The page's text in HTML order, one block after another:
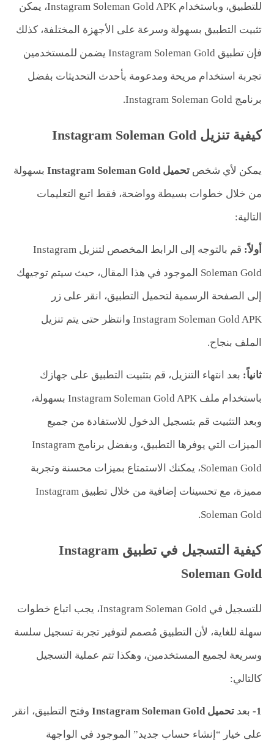
للتطبيق، وباستخدام Instagram Soleman Gold APK، يمكن
تثبيت التطبيق بسهولة وسرعة على الأجهزة المختلفة، كذلك
فإن تطبيق Instagram Soleman Gold يضمن للمستخدمين
تجربة استخدام مريحة ومدعومة بأحدث التحديثات بفضل
برنامج Instagram Soleman Gold.
كيفية تنزيل Instagram Soleman Gold
يمكن لأي شخص تحميلInstagram Soleman Gold بسهولة
من خلال خطوات بسيطة وواضحة، فقط اتبع التعليمات
التالية:
أولاً:
قم بالتوجه إلى الرابط المخصص لتنزيل Instagram
Soleman Gold الموجود في هذا المقال، حيث سيتم توجيهك
إلى الصفحة الرسمية لتحميل التطبيق، انقر على زر
Instagram Soleman Gold APK وانتظر حتى يتم تنزيل
الملف بنجاح.
ثانياً: بعد انتهاء التنزيل، قم بتثبيت التطبيق على جهازك
باستخدام ملف Instagram Soleman Gold APK بسهولة،
وبعد التثبيت قم بتسجيل الدخول للاستفادة من جميع
الميزات التي يوفرها التطبيق، وبفضل برنامج Instagram
Soleman Gold، يمكنك الاستمتاع بميزات محسنة وتجربة
مميزة، مع تحسينات إضافية من خلال تطبيق Instagram
Soleman Gold.
كيفية التسجيل في تطبيق Instagram
Soleman Gold
للتسجيل في Instagram Soleman Gold، يجب اتباع خطوات
سهلة للغاية، لأن التطبيق مُصمم لتوفير تجربة تسجيل سلسة
وسريعة لجميع المستخدمين، وهكذا تتم عملية التسجيل
كالتالي:
1- بعد تحميلInstagram Soleman Gold وفتح التطبيق، انقر
على خيار “إنشاء حساب جديد” الموجود في الواجهة